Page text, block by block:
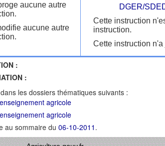
aucune autre
aucune autre
DGER/
Cette instruction
instruction.
Cette instruction
:
:
les dossiers thématiques suivants :
agricole
agricole
au sommaire du 06-10-2011 .